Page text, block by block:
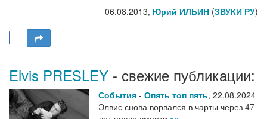
06.08.2013, Юрий ИЛЬИН (ЗВУКИ РУ)
Elvis PRESLEY - свежие публикации:
События - Опять топ пять, 22.08.2024
Элвис снова ворвался в чарты через 47